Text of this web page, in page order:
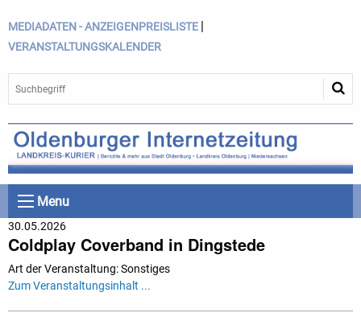
MEDIADATEN - ANZEIGENPREISLISTE |
VERANSTALTUNGSKALENDER
Menu
30.05.2026
Coldplay Coverband in Dingstede
Art der Veranstaltung: Sonstiges
Zum Veranstaltungsinhalt ...